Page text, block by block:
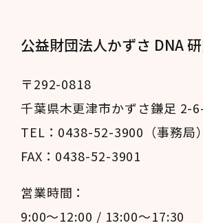
公益財団法人かずさ DNA
〒292-0818
千葉県木更津市かずさ鎌足 2-
TEL：0438-52-3900（事務局）
FAX：0438-52-3901
営業時間：
9:00～12:00 / 13:00～17:30